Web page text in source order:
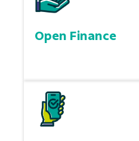
Open Finance